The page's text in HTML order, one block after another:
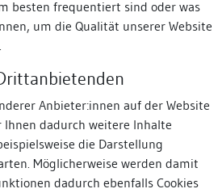
besten frequentiert sind oder was
um die Qualität unserer Website
Anbieter:innen auf der Website
dadurch weitere Inhalte
die Darstellung
Möglicherweise werden damit
dadurch ebenfalls Cookies
Zugeordnete
Dendrochronologische